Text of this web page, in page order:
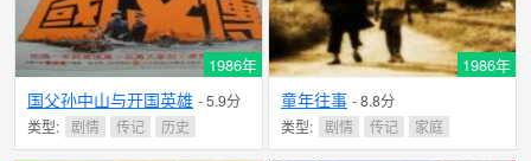
1986年
国父孙中山与开国英雄 - 5.9分
类型: 剧情 传记 历史
1986年
童年往事 - 8.8分
类型: 剧情 传记 家庭